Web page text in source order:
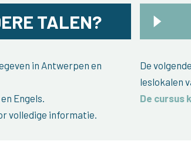
TALEN?
in Antwerpen en
Engels.
volledige informatie.
De
leslokalen
De cursus